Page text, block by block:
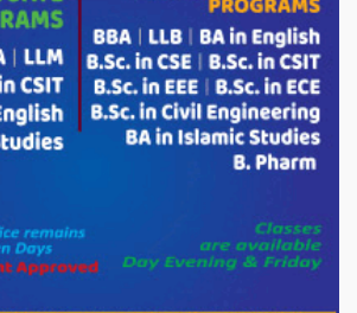
ভারপ্রাপ্ত রাষ্ট্রপতি হাফিজ উদ্দিন আহমদের
সাথে এইচটি বাংলা অনলাইন পোর্টাল ও আইপি
টিভির সম্পাদক মোঃ ইসমাইল হোসেনের
সৌজন্য সাক্ষাৎ।
পাটগ্রামে জুলাই অভ্যুত্থান দিবস উপলক্ষে
পোরশায় গণঅভ্যুত্থান দিবসে শহিদ ও জুলাই